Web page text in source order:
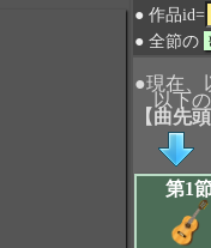
● 作品id=
● 全節の
●現在、
以下の
【曲先頭
第1